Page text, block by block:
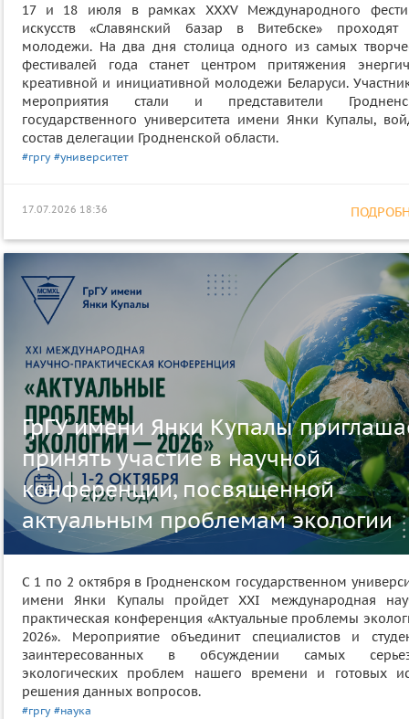
17 и 18 июля в рамках XXXV Международного
искусств «Славянский базар в Витебске»
молодежи. На два дня столица одного из самых
фестивалей года станет центром притяжения
креативной и инициативной молодежи Беларуси.
мероприятия стали и представители
государственного университета имени Янки Купалы,
состав делегации Гродненской области.
#гргу #университет
17.07.2026 18:36
ГрГУ имени Янки Купалы
принять участие в научной
конференции, посвященной
актуальным проблемам экологии
С 1 по 2 октября в Гродненском государственном
имени Янки Купалы пройдет XXI международная
практическая конференция «Актуальные проблемы
2026». Мероприятие объединит специалистов и
заинтересованных в обсуждении самых
экологических проблем нашего времени и готовых
решения данных вопросов.
#гргу #наука